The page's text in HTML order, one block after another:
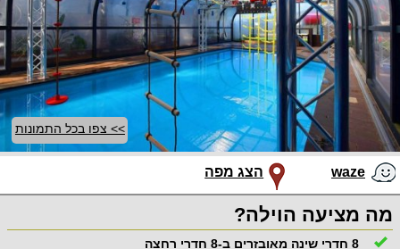
>> צפו בכל התמונות
waze הצג מפה
מה מציעה הוילה?
8 חדרי שינה מאובזרים ב-8 חדרי רחצה